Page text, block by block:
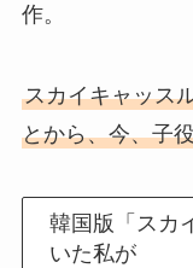
作。
スカイキャッス
とから、今、子
韓国版「スカ
いた私が